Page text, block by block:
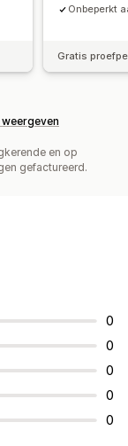
Onbeperkt
Gratis
en op
gefactureerd.
0
0
0
0
0